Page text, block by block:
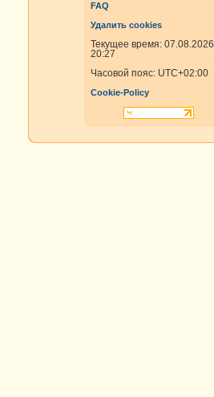
FAQ
Удалить cookies
Текущее время: 07.08.2026
20:27
Часовой пояс: UTC+02:00
Cookie-Policy